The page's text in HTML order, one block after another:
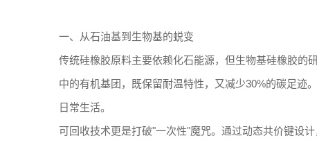
一、从石油基到生物基的蜕变
传统硅橡胶原料主要依赖化石能源，但生物基硅橡胶的
中的有机基团，既保留耐温特性，又减少30%的碳足迹
日常生活。
可回收技术更是打破"一次性"魔咒。通过动态共价键设